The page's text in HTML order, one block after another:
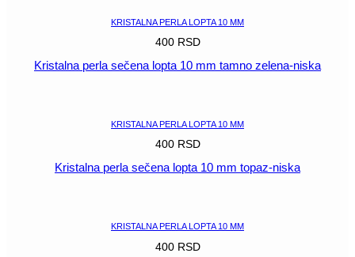
KRISTALNA PERLA LOPTA 10 MM
400 RSD
Kristalna perla sečena lopta 10 mm tamno zelena-niska
KRISTALNA PERLA LOPTA 10 MM
400 RSD
Kristalna perla sečena lopta 10 mm topaz-niska
KRISTALNA PERLA LOPTA 10 MM
400 RSD